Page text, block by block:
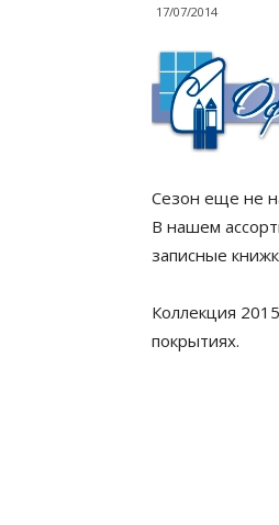
17/07/2014
Сезон еще не
В нашем
записные
Коллекция
покрытиях.